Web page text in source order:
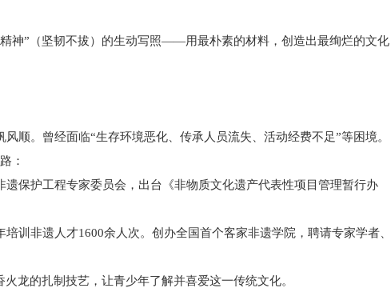
”（坚韧不拔）的生动写照——用最朴素的材料，创造出最绚烂的文化
。曾经面临“生存环境恶化、传承人员流失、活动经费不足”等困境。
：
护工程专家委员会，出台《非物质文化遗产代表性项目管理暂行办
非遗人才1600余人次。创办全国首个客家非遗学院，聘请专家学者、
的扎制技艺，让青少年了解并喜爱这一传统文化。